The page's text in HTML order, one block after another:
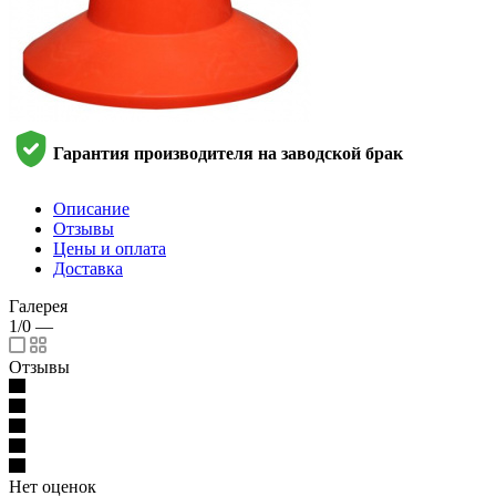
Гарантия производителя на заводской брак
Описание
Отзывы
Цены и оплата
Доставка
Галерея
1/0 —
Отзывы
Нет оценок